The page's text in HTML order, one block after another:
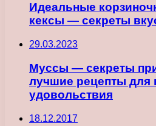
Идеальные
кексы — секреты
29.03.2023
Муссы — секреты
лучшие рецепты для
удовольствия
18.12.2017